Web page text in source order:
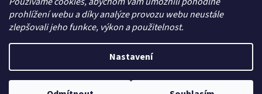
prohlížení webu a díky analýze provozu webu neustále
zlepšovali jeho funkce, výkon a použitelnost.
Nastavení
Vytvořil Shoptet
Copyright 2026Epřístroje.cz. Všechna práva vyhrazena.Upravit